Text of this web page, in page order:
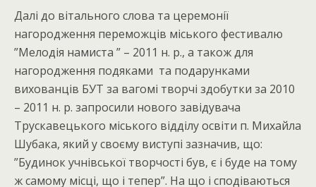
Далі до вітального слова та церемонії
нагородження переможців міського фестивалю
”Мелодія намиста ” – 2011 н. р., а також для
нагородження подяками та подарунками
вихованців БУТ за вагомі творчі здобутки за 2010
– 2011 н. р. запросили нового завідувача
Трускавецького міського відділу освіти п. Михайла
Шубака, який у своєму виступі зазначив, що:
”Будинок учнівської творчості був, є і буде на тому
ж самому місці, що і тепер”. На що і сподіваються